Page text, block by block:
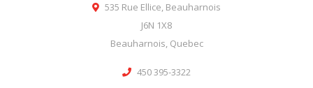
535 Rue Ellice, Beauharnois
J6N 1X8
Beauharnois, Quebec
450 395-3322